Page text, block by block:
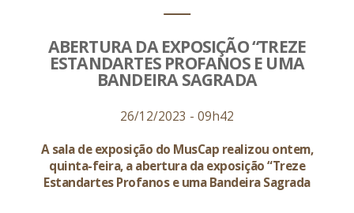
ABERTURA DA EXPOSIÇÃO “TREZE
ESTANDARTES PROFANOS E UMA
BANDEIRA SAGRADA
26/12/2023 - 09h42
A sala de exposição do MusCap realizou ontem,
quinta-feira, a abertura da exposição “Treze
Estandartes Profanos e uma Bandeira Sagrada